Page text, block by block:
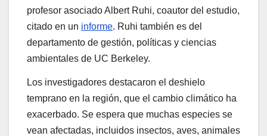
profesor asociado Albert Ruhi, coautor del estudio,
citado en un informe. Ruhi también es del
departamento de gestión, políticas y ciencias
ambientales de UC Berkeley.
Los investigadores destacaron el deshielo
temprano en la región, que el cambio climático ha
exacerbado. Se espera que muchas especies se
vean afectadas, incluidos insectos, aves, animales